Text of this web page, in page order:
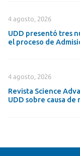
4 agosto, 2026
UDD presentó tres
el proceso de
4 agosto, 2026
Revista Science
UDD sobre causa